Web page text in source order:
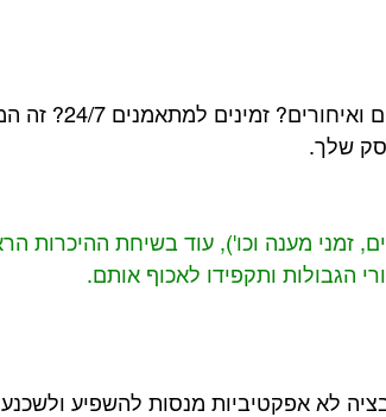
“זורמים” עם ביטולים
שלך.
זמני מענה וכו'), עוד בשיחת ההיכרות
הגבולות ותקפידו לאכוף אותם.
לא אפקטיביות מנסות להשפיע